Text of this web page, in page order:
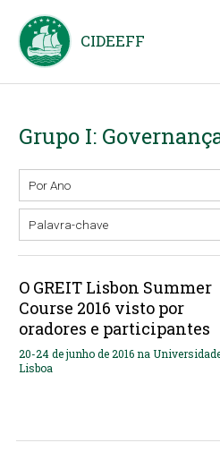
Grupo I:
O GREIT Lisbon Summer
Course 2016 visto por
oradores e participantes
20-24 de junho de 2016 na
Lisboa